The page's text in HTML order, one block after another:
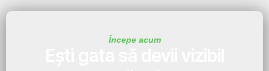
Începe acum